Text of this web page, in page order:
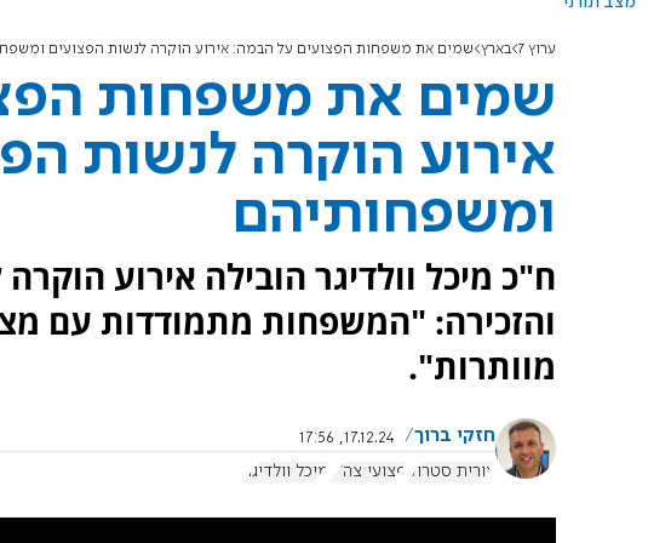
ערוץ 7 בארץ שמים את משפחות הפצועים על הבמה: אירוע הוקרה לנשות הפצועים
שמים את משפחות
אירוע הוקרה לנשות
ומשפחותיהם
ח"כ מיכל וולדיגר הובילה אירוע
והזכירה: "המשפחות מתמודדות עם
מוותרות".
חזקי ברוך
17.12.24, 17:56
אורית סטרוק פצועי צה"ל מיכל וולדיגר